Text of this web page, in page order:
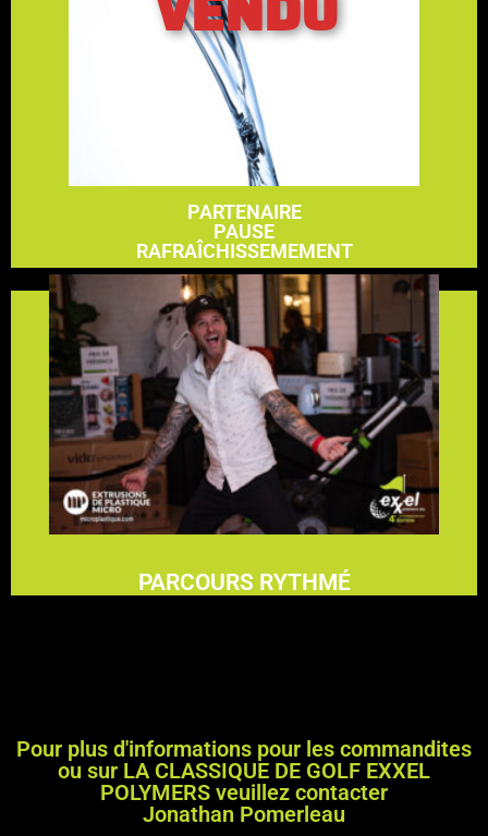
PARTENAIRE
PAUSE
RAFRAÎCHISSEMEMENT
3000$
En savoir plus
PARCOURS RYTHMÉ
3000$
En savoir plus
Pour plus d'informations pour les commandites
ou sur LA CLASSIQUE DE GOLF EXXEL
POLYMERS veuillez contacter
Jonathan Pomerleau